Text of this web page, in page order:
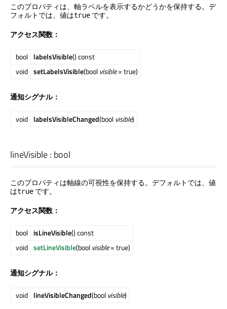
このプロパティは、軸ラベルを表示するかどうかを保持する。デ
フォルトでは、値はtrue です。
アクセス関数：
bool labelsVisible() const
void setLabelsVisible(bool visible= true)
通知シグナル：
void labelsVisibleChanged(bool visible)
lineVisible: bool
このプロパティは軸線の可視性を保持する。デフォルトでは、値
はtrue です。
アクセス関数：
bool isLineVisible() const
void setLineVisible(bool visible= true)
通知シグナル：
void lineVisibleChanged(bool visible)